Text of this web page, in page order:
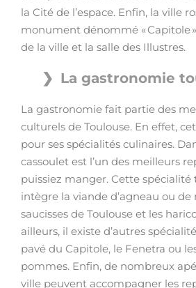
la Cité de l’espace. Enfin, la ville
monument dénommé « Capitole
de la ville et la salle des Illustres.
La gastronomie
La gastronomie fait partie des
culturels de Toulouse. En effet,
pour ses spécialités culinaires.
cassoulet est l’un des meilleurs
puissiez manger. Cette spécialité
intègre la viande d’agneau ou
saucisses de Toulouse et les
ailleurs, il existe d’autres
pavé du Capitole, le Fenetra ou
pommes. Enfin, de nombreux
ville peuvent accompagner les